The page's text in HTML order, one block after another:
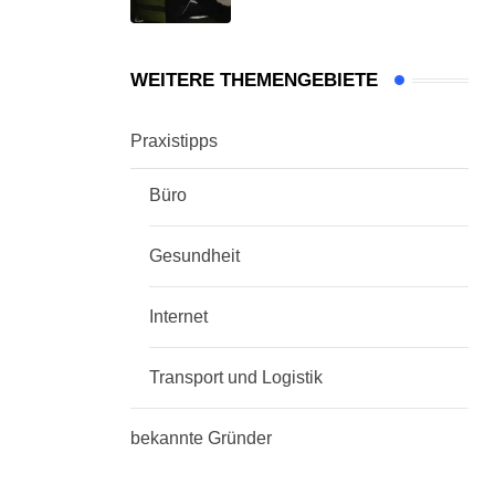
WEITERE THEMENGEBIETE
Praxistipps
Büro
Gesundheit
Internet
Transport und Logistik
bekannte Gründer